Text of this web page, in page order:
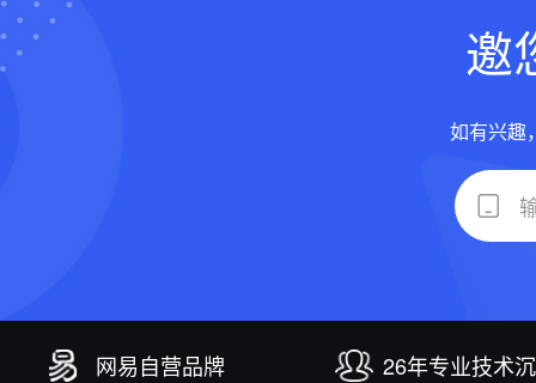
邀
如有兴趣
网易自营品牌 26年专业技术